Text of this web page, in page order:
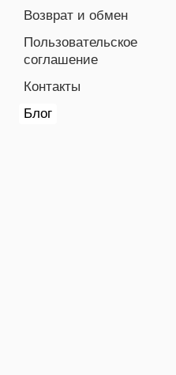
Возврат и обмен
Пользовательское
соглашение
Контакты
Блог